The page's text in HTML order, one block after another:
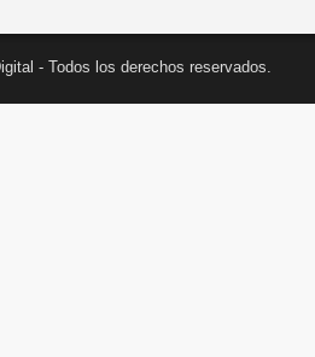
- Todos los derechos reservados.